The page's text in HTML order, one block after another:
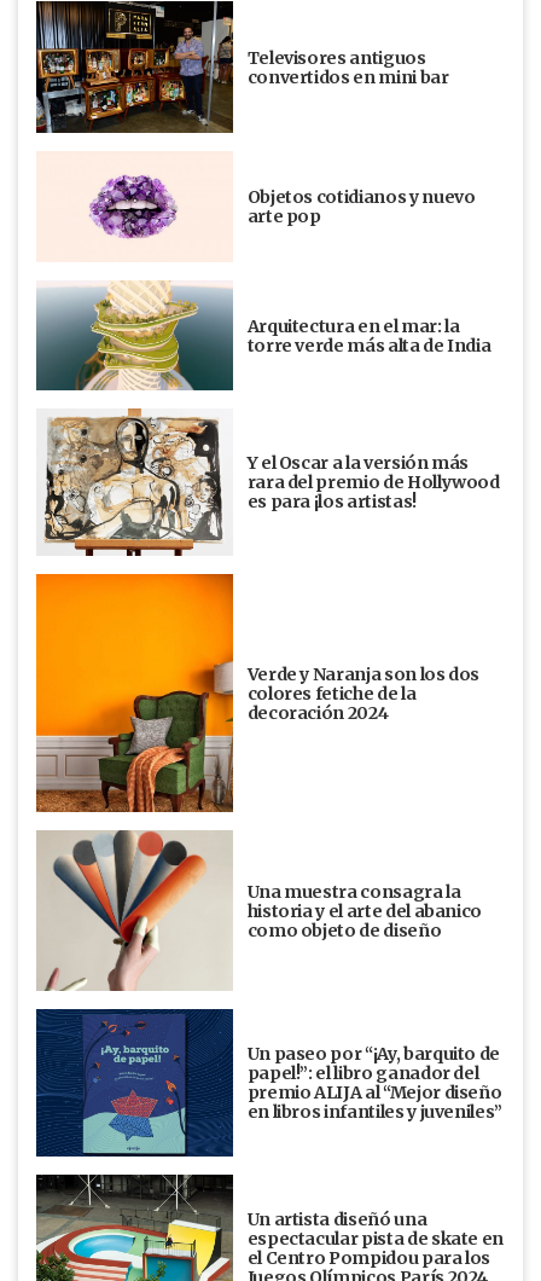
Televisores antiguos
convertidos en mini bar
Objetos cotidianos y nuevo
arte pop
Arquitectura en el mar: la
torre verde más alta de India
Y el Oscar a la versión más
rara del premio de Hollywood
es para ¡los artistas!
Verde y Naranja son los dos
colores fetiche de la
decoración 2024
Una muestra consagra la
historia y el arte del abanico
como objeto de diseño
Un paseo por “¡Ay, barquito de
papel!”: el libro ganador del
premio ALIJA al “Mejor diseño
en libros infantiles y juveniles”
Un artista diseñó una
espectacular pista de skate en
el Centro Pompidou para los